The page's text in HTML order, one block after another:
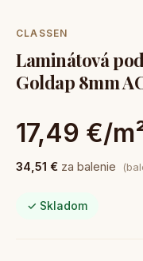
CLASSEN
Laminátová
Goldap 8mm
17,49 €/
34,51 € za balenie
✓ Skladom